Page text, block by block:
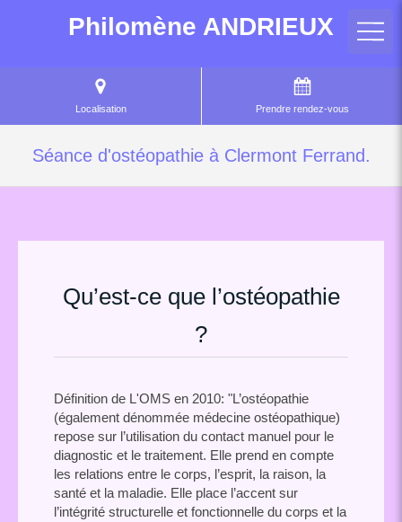
Philomène ANDRIEUX
Localisation Prendre rendez-vous
Séance d'ostéopathie à Clermont Ferrand.
Qu’est-ce que l’ostéopathie
?
Définition de L'OMS en 2010: "L’ostéopathie
(également dénommée médecine ostéopathique)
repose sur l’utilisation du contact manuel pour le
diagnostic et le traitement. Elle prend en compte
les relations entre le corps, l’esprit, la raison, la
santé et la maladie. Elle place l’accent sur
l’intégrité structurelle et fonctionnelle du corps et la